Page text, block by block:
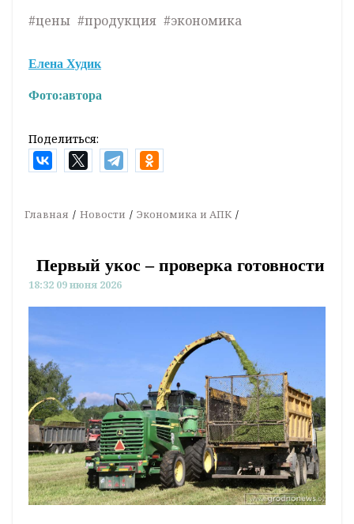
#цены #продукция #экономика
Елена Худик
Фото:автора
Поделиться:
Главная Новости Экономика и АПК
Первый укос – проверка готовности
18:32 09 июня 2026